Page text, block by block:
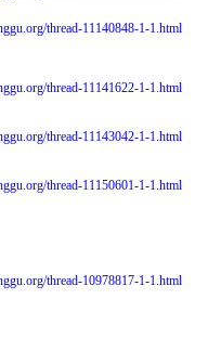
thread-11140848-1-1.html
thread-11141622-1-1.html
thread-11143042-1-1.html
thread-11150601-1-1.html
thread-10978817-1-1.html